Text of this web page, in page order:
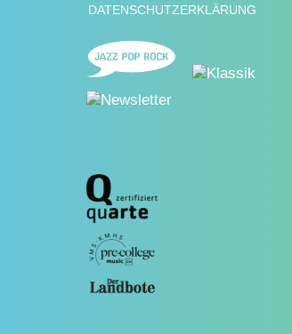
DATENSCHUTZERKLÄRUNG